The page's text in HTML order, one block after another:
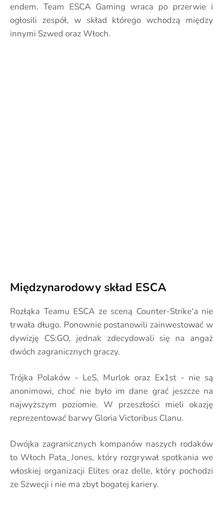
endem. Team ESCA Gaming wraca po przerwie i
ogłosili zespół, w skład którego wchodzą między
innymi Szwed oraz Włoch.
Międzynarodowy skład ESCA
Rozłąka Teamu ESCA ze sceną Counter-Strike'a nie
trwała długo. Ponownie postanowili zainwestować w
dywizję CS:GO, jednak zdecydowali się na angaż
dwóch zagranicznych graczy.
Trójka Polaków - LeS, Murlok oraz Ex1st - nie są
anonimowi, choć nie było im dane grać jeszcze na
najwyższym poziomie. W przeszłości mieli okazję
reprezentować barwy Gloria Victoribus Clanu.
Dwójka zagranicznych kompanów naszych rodaków
to Włoch Pata_Jones, który rozgrywał spotkania we
włoskiej organizacji Elites oraz delle, który pochodzi
ze Szwecji i nie ma zbyt bogatej kariery.